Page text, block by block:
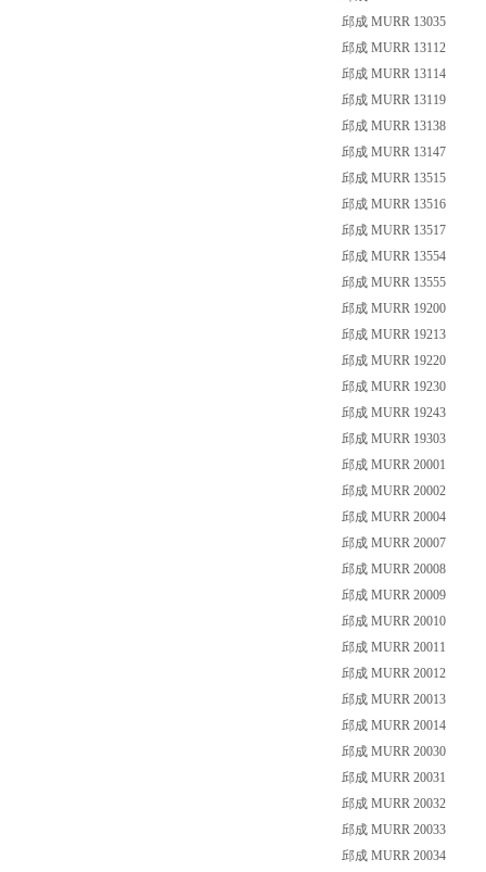
邱成 MURR 13035
邱成 MURR 13112
邱成 MURR 13114
邱成 MURR 13119
邱成 MURR 13138
邱成 MURR 13147
邱成 MURR 13515
邱成 MURR 13516
邱成 MURR 13517
邱成 MURR 13554
邱成 MURR 13555
邱成 MURR 19200
邱成 MURR 19213
邱成 MURR 19220
邱成 MURR 19230
邱成 MURR 19243
邱成 MURR 19303
邱成 MURR 20001
邱成 MURR 20002
邱成 MURR 20004
邱成 MURR 20007
邱成 MURR 20008
邱成 MURR 20009
邱成 MURR 20010
邱成 MURR 20011
邱成 MURR 20012
邱成 MURR 20013
邱成 MURR 20014
邱成 MURR 20030
邱成 MURR 20031
邱成 MURR 20032
邱成 MURR 20033
邱成 MURR 20034